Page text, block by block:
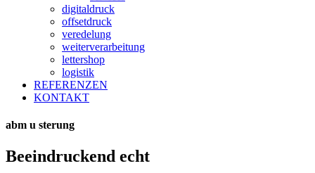
digitaldruck
offsetdruck
veredelung
weiterverarbeitung
lettershop
logistik
REFERENZEN
KONTAKT
abm u sterung
Beeindruckend echt